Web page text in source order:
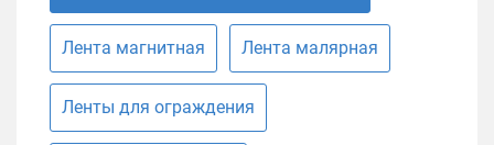
Лента магнитная Лента малярная
Ленты для ограждения